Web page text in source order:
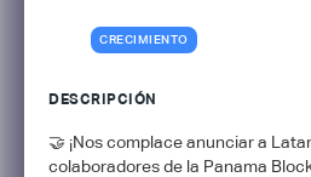
CRECIMIENTO
DESCRIPCIÓN
🤝 ¡Nos complace anunciar a
colaboradores de la Panama